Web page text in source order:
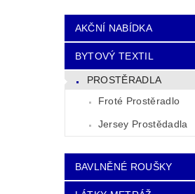
AKČNÍ NABÍDKA
BYTOVÝ TEXTIL
PROSTĚRADLA
Froté Prostěradlo
Jersey Prostědadla
BAVLNĚNÉ ROUŠKY